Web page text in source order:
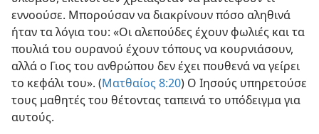
εννοούσε. Μπορούσαν να διακρίνουν πόσο αληθινά
ήταν τα λόγια του: «Οι αλεπούδες έχουν φωλιές και τα
πουλιά του ουρανού έχουν τόπους να κουρνιάσουν,
αλλά ο Γιος του ανθρώπου δεν έχει πουθενά να γείρει
το κεφάλι του». (Ματθαίος 8:20) Ο Ιησούς υπηρετούσε
τους μαθητές του θέτοντας ταπεινά το υπόδειγμα για
αυτούς.